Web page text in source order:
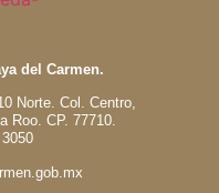
del Carmen.
Norte. Col. Centro,
Roo. CP. 77710.